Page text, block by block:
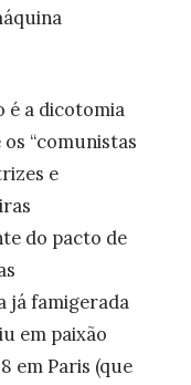
é a dicotomia
“comunistas
e
do pacto de
já famigerada
em paixão
em Paris (que